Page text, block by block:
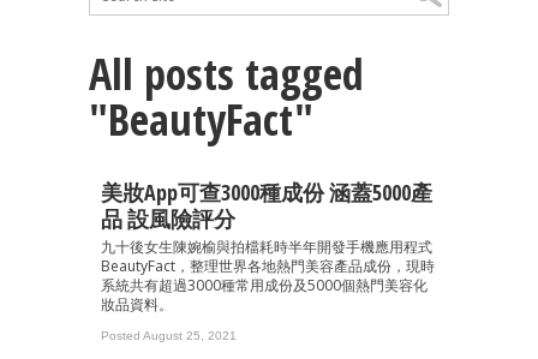
All posts tagged
"BeautyFact"
美妝App可查3000種成份 涵蓋5000產
品 設風險評分
九十後女生陳婉榆與拍檔耗時半年開發手機應用程式
BeautyFact，整理世界各地熱門美容產品成份，現時
系統共有超過3000種常用成份及5000個熱門美容化
妝品資料。
Posted August 25, 2021